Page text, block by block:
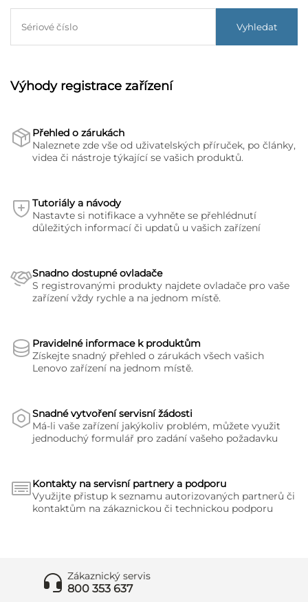
Vyhledat
Výhody registrace zařízení
Přehled o zárukách
Naleznete zde vše od uživatelských příruček, po články,
videa či nástroje týkající se vašich produktů.
Tutoriály a návody
Nastavte si notifikace a vyhněte se přehlédnutí
důležitých informací či updatů u vašich zařízení
Snadno dostupné ovladače
S registrovanými produkty najdete ovladače pro vaše
zařízení vždy rychle a na jednom místě.
Pravidelné informace k produktům
Získejte snadný přehled o zárukách všech vašich
Lenovo zařízení na jednom místě.
Snadné vytvoření servisní žádosti
Má-li vaše zařízení jakýkoliv problém, můžete využit
jednoduchý formulář pro zadání vašeho požadavku
Kontakty na servisní partnery a podporu
Využijte přistup k seznamu autorizovaných partnerů či
kontaktům na zákaznickou či technickou podporu
Zákaznický servis
800 353 637